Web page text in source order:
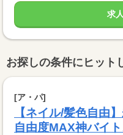
求
お探しの条件にヒット
[ア・パ]
【ネイル/髪色自由
自由度MAX神バイト